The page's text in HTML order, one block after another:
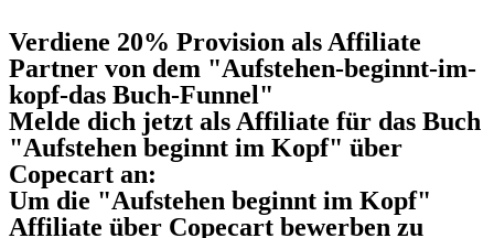
Verdiene 20% Provision als Affiliate
Partner von dem "Aufstehen-beginnt-im-
kopf-das Buch-Funnel​"
Melde dich jetzt als Affiliate für das Buch
"Aufstehen beginnt im Kopf" über
Copecart an:
Um die "Aufstehen beginnt im Kopf"
Affiliate über Copecart bewerben zu